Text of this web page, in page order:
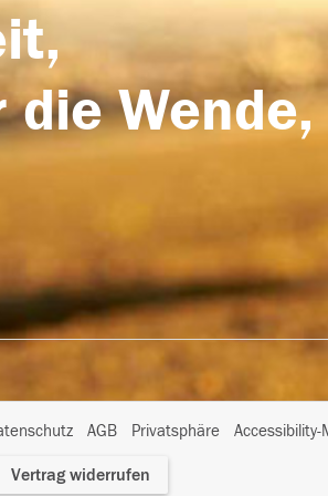
die
AGB Privatsphäre
I
Vertrag widerrufen